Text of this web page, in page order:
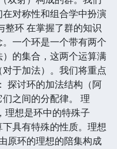
对称性和组合学中扮演
整环 在掌握了群的知识
一个环是一个带有两个
的集合，这两个运算满
于加法）。我们将重点
探讨环的加法结构（阿
之间的分配律。 理
理想是环中的特殊子
具有特殊的性质。理想
原环的理想的陪集构成